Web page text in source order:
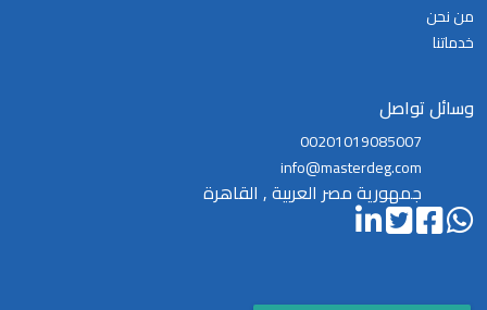
من نحن
خدماتنا
وسائل تواصل
00201019085007
info@masterdeg.com
جمهورية مصر العربية , القاهرة